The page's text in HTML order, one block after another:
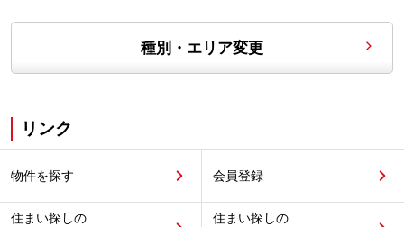
種別・エリア変更
リンク
物件を探す 会員登録
住まい探しの
住まい探しの